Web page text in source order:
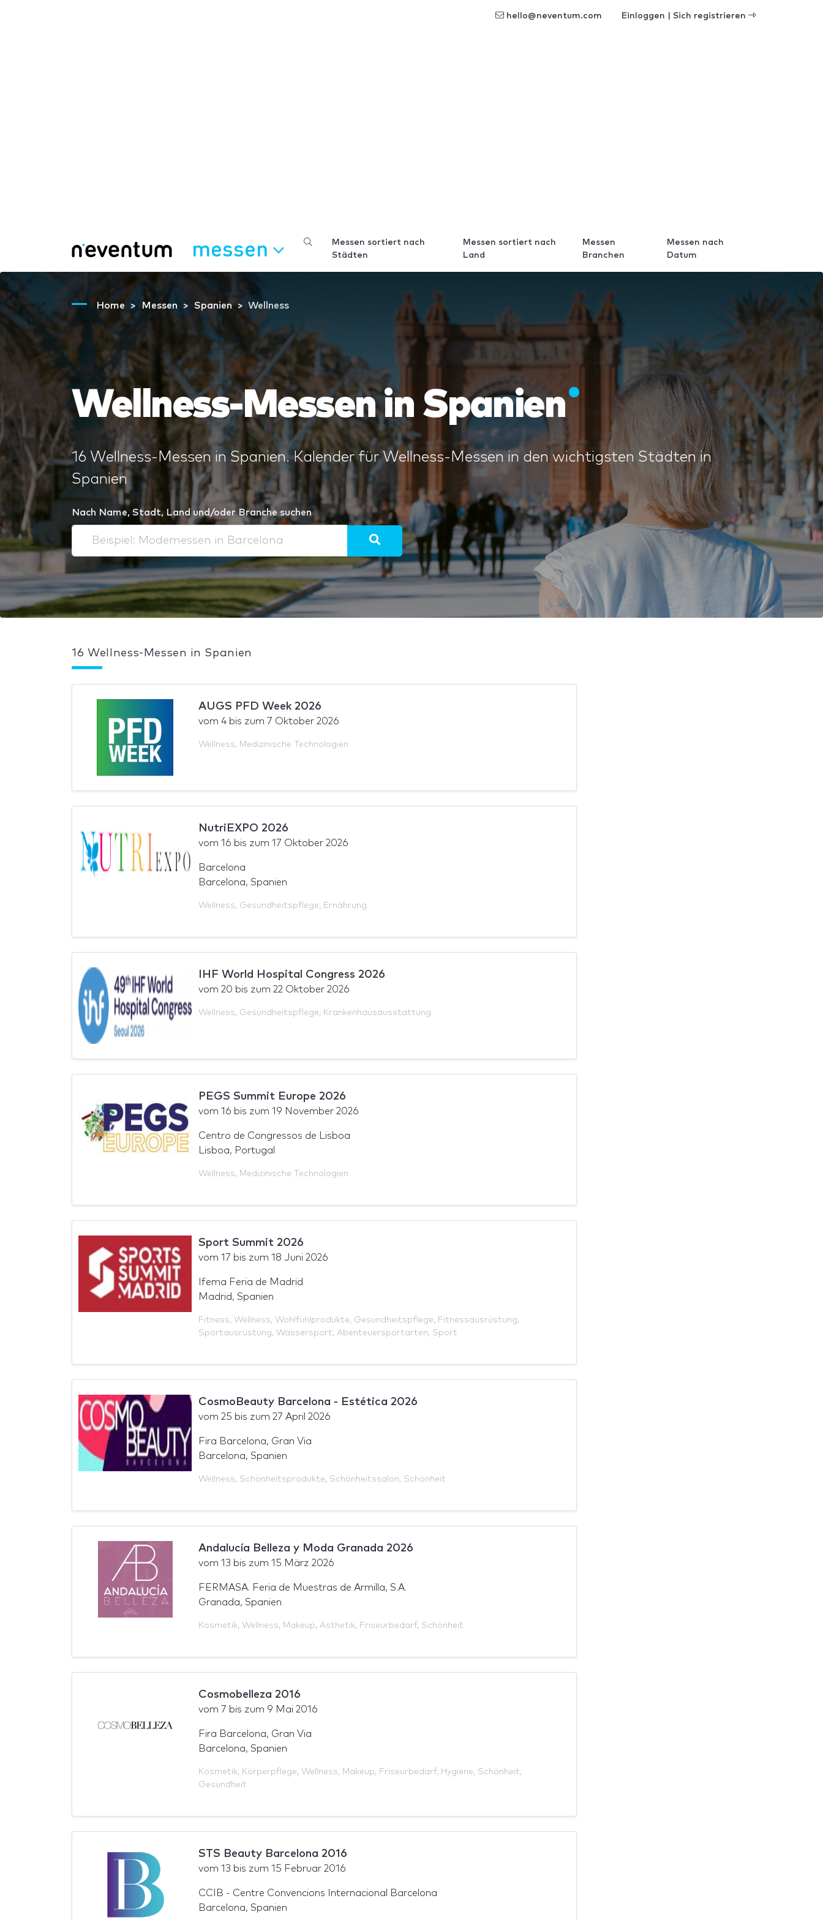
hello@neventum.com Einloggen | Sich registrieren
messen
Messen sortiert nach
Städten
Messen sortiert nach
Land
Messen
Branchen
Messen nach
Datum
Home Messen Spanien Wellness
Wellness-Messen in Spanien
16 Wellness-Messen in Spanien. Kalender für Wellness-Messen in den wichtigsten Städten in
Spanien
Nach Name, Stadt, Land und/oder Branche suchen
16 Wellness-Messen in Spanien
AUGS PFD Week 2026
vom 4bis zum 7 Oktober 2026
Wellness, Medizinische Technologien
NutriEXPO 2026
vom 16 bis zum 17 Oktober 2026
Barcelona
Barcelona, Spanien
Wellness, Gesundheitspflege, Ernährung
IHF World Hospital Congress 2026
vom 20 bis zum 22 Oktober 2026
Wellness, Gesundheitspflege, Krankenhausausstattung
PEGS Summit Europe 2026
vom 16 bis zum 19 November 2026
Centro de Congressos de Lisboa
Lisboa, Portugal
Wellness, Medizinische Technologien
Sport Summit 2026
vom 17 bis zum 18 Juni 2026
Ifema Feria de Madrid
Madrid, Spanien
Fitness, Wellness, Wohlfühlprodukte, Gesundheitspflege, Fitnessausrüstung,
Sportausrüstung, Wassersport, Abenteuersportarten, Sport
CosmoBeauty Barcelona - Estética 2026
vom 25 bis zum 27 April 2026
Fira Barcelona, Gran Via
Barcelona, Spanien
Wellness, Schönheitsprodukte, Schönheitssalon, Schönheit
Andalucía Belleza y Moda Granada 2026
vom 13 bis zum 15 März 2026
FERMASA. Feria de Muestras de Armilla, S.A.
Granada, Spanien
Kosmetik, Wellness, Makeup, Ästhetik, Friseurbedarf, Schönheit
Cosmobelleza 2016
vom 7 bis zum 9 Mai 2016
Fira Barcelona, Gran Via
Barcelona, Spanien
Kosmetik, Körperpflege, Wellness, Makeup, Friseurbedarf, Hygiene, Schönheit,
Gesundheit
STS Beauty Barcelona 2016
vom 13 bis zum 15 Februar 2016
CCIB - Centre Convencions Internacional Barcelona
Barcelona, Spanien